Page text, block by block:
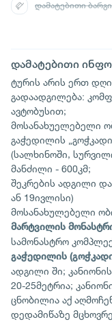
დამატებითი
ტურის არის ერთ
გადაადგილება:
მოსანახუელებელი
გაჭედილის
(სალხინოში,
მანძილი - 600კმ;
შეკრების ადგილი
ან 19ივლისი)
მოსანახულებელი
მარტვილის
სამონასტრო
გაჭედილის (
ადგილი ში;
20-25მეტრია;
ცნობილია აქ
დედამიწაზე
დამატებითი ბარგი